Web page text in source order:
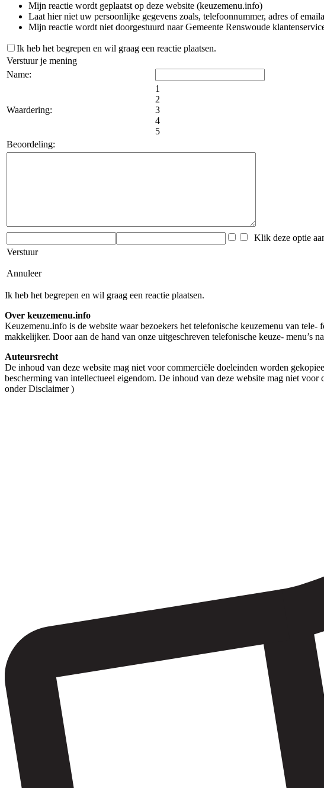
Mijn reactie wordt geplaatst op deze website (keuzemenu.info)
Laat hier niet uw persoonlijke gegevens zoals, telefoonnummer, adres of
Mijn reactie wordt niet doorgestuurd naar Gemeente Renswoude
Ik heb het begrepen en wil graag een reactie plaatsen.
Verstuur je mening
Name:
Waardering:
1
2
3
4
5
Beoordeling:
Klik deze optie
Verstuur
Annuleer
Ik heb het begrepen en wil graag een reactie plaatsen.
Over keuzemenu.info
Keuzemenu.info is de website waar bezoekers het telefonische keuzemenu van
makkelijker. Door aan de hand van onze uitgeschreven telefonische keuze- menu’s
Auteursrecht
De inhoud van deze website mag niet voor commerciële doeleinden worden
bescherming van intellectueel eigendom. De inhoud van deze website mag niet
onder Disclaimer )